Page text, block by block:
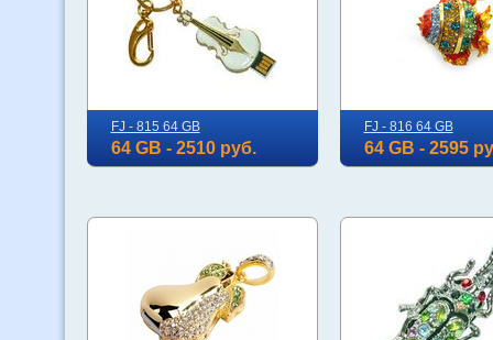
FJ - 815 64 GB
64 GB - 2510 руб.
FJ - 816 64 GB
64 GB - 2595